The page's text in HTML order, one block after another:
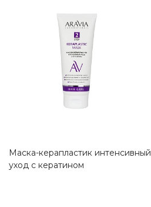
Маска-керапластик интенсивный
уход с кератином